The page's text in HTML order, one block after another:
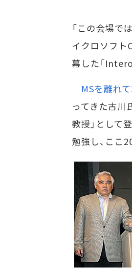
「この会場で
イクロソフト
幕した「
MSを離れて
ってきた古川
教授」として
勉強し、ここ